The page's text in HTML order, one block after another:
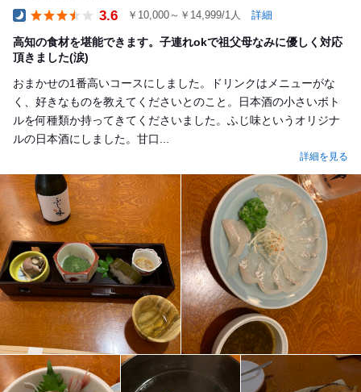
3.6 ￥10,000～￥14,999/1人 詳細
高知の食材を堪能できます。子連れokで祖父母なみに優しく対応
頂きました(涙)
おまかせの1番高いコースにしました。ドリンクはメニューがな
く、好きなものを教えてくださいとのこと。日本酒の小さいボト
ルを何種類か持ってきてくださいました。ふじ味というオリジナ
ルの日本酒にしました。甘口...
詳細を見る